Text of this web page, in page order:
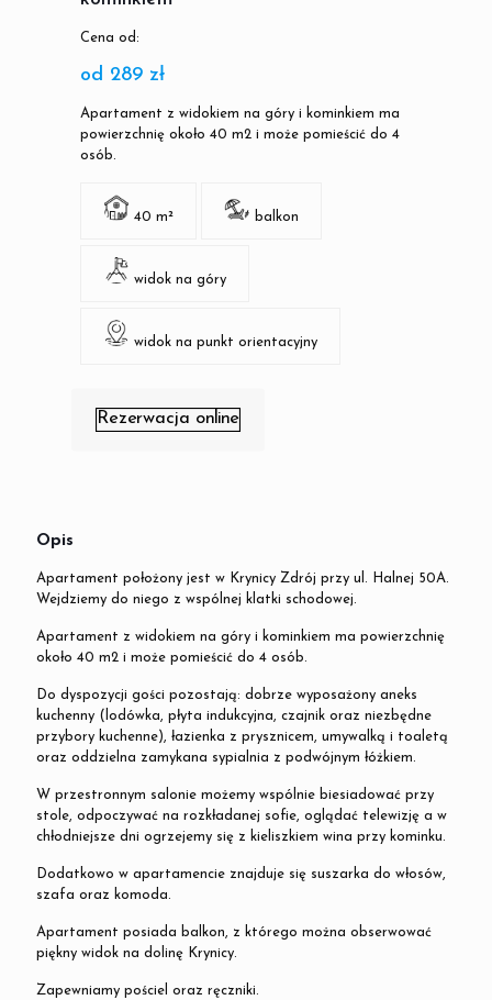
Cena od:
od 289 zł
Apartament z widokiem na góry i kominkiem ma
powierzchnię około 40 m2 i może pomieścić do 4
osób.
40 m² balkon
widok na góry
widok na punkt orientacyjny
Rezerwacja online
Opis
Apartament położony jest w Krynicy Zdrój przy ul. Halnej 50A.
Wejdziemy do niego z wspólnej klatki schodowej.
Apartament z widokiem na góry i kominkiem ma powierzchnię
około 40 m2 i może pomieścić do 4 osób.
Do dyspozycji gości pozostają: dobrze wyposażony aneks
kuchenny (lodówka, płyta indukcyjna, czajnik oraz niezbędne
przybory kuchenne), łazienka z prysznicem, umywalką i toaletą
oraz oddzielna zamykana sypialnia z podwójnym łóżkiem.
W przestronnym salonie możemy wspólnie biesiadować przy
stole, odpoczywać na rozkładanej sofie, oglądać telewizję a w
chłodniejsze dni ogrzejemy się z kieliszkiem wina przy kominku.
Dodatkowo w apartamencie znajduje się suszarka do włosów,
szafa oraz komoda.
Apartament posiada balkon, z którego można obserwować
piękny widok na dolinę Krynicy.
Zapewniamy pościel oraz ręczniki.